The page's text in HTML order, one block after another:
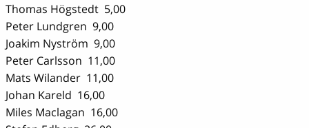
Thomas Högstedt 5,00
Peter Lundgren 9,00
Joakim Nyström 9,00
Peter Carlsson 11,00
Mats Wilander 11,00
Johan Kareld 16,00
Miles Maclagan 16,00